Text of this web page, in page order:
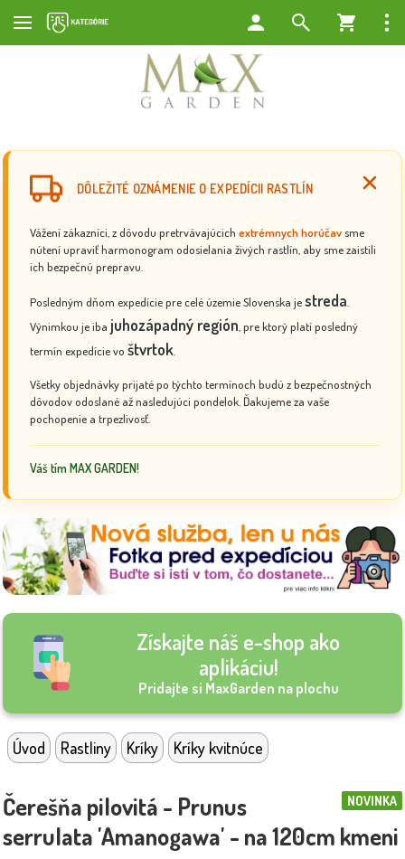
DÔLEŽITÉ OZNÁMENIE O EXPEDÍCII RASTLÍN
Vážení zákazníci, z dôvodu pretrvávajúcich extrémnych horúčav sme
nútení upraviť harmonogram odosielania živých rastlín, aby sme zaistili
ich bezpečnú prepravu.
Posledným dňom expedície pre celé územie Slovenska jestreda
Výnimkou je iba juhozápadný región , pre ktorý platí posledný
termín expedície vo štvrtok
Všetky objednávky prijaté po týchto termínoch budú z bezpečnostných
dôvodov odoslané až nasledujúci pondelok. Ďakujeme za vaše
pochopenie a trpezlivosť.
Váš tím MAX GARDEN!
Získajte náš e-shop ako
aplikáciu!
Pridajte si MaxGarden na plochu
Úvod Rastliny Kríky Kríky kvitnúce
NOVINKA
Čerešňa pilovitá - Prunus
serrulata 'Amanogawa' - na 120cm kmeni